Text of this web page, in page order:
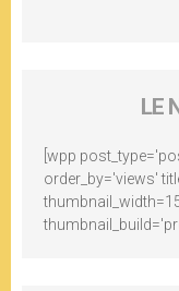
LE
[wpp
order_by='views'